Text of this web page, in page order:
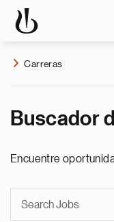
Carreras
Buscador
Encuentre